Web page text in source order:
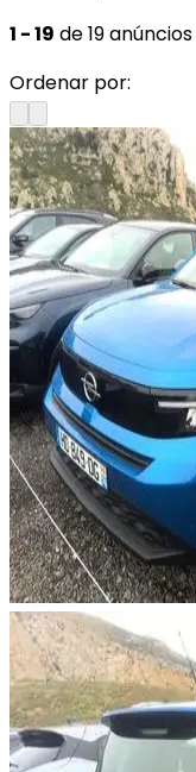
1 - 19 de 19 anúncios
Ordenar por: